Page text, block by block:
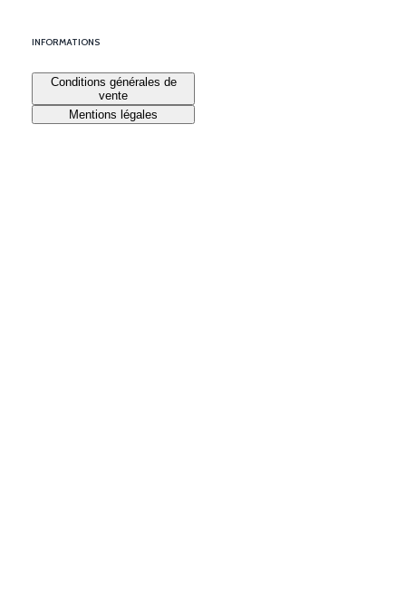
INFORMATIONS
Conditions générales de
vente
Mentions légales